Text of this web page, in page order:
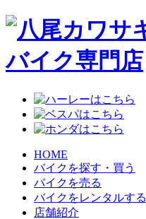
HOME
バイクを探す・買う
バイクを売る
バイクをレンタルする
店舗紹介